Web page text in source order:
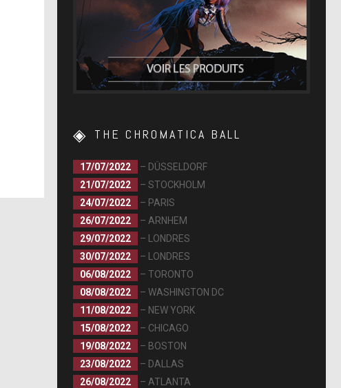
THE CHROMATICA BALL
17/07/2022
– DÜSSELDORF
21/07/2022
– STOCKHOLM
24/07/2022
– PARIS
26/07/2022
– ARNHEM
29/07/2022
– LONDRES
30/07/2022
– LONDRES
06/08/2022
– TORONTO
08/08/2022
– WASHINGTON DC
11/08/2022
– NEW YORK
15/08/2022
– CHICAGO
19/08/2022
– BOSTON
23/08/2022
– DALLAS
26/08/2022
– ATLANTA